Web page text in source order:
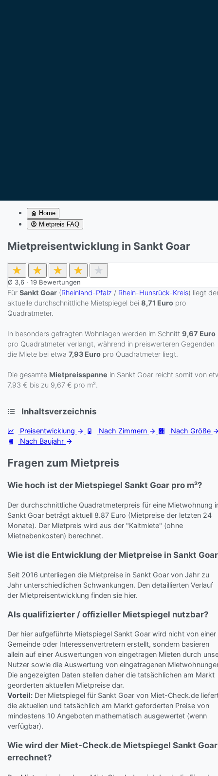
Home
Mietpreis FAQ
Mietpreisentwicklung in Sankt Goar
★ ★ ★ ★ ★
Ø 3,6 · 19 Bewertungen
Für Sankt Goar (Rheinland-Pfalz / Rhein-Hunsrück-Kreis) liegt
aktuelle durchschnittliche Mietspiegel bei 8,71 Euro pro
Quadratmeter.
In besonders gefragten Wohnlagen werden im Schnitt 9,67 Euro
pro Quadratmeter verlangt, während in preiswerteren Gegenden
die Miete bei etwa 7,93 Euro pro Quadratmeter liegt.
Die gesamte Mietpreisspanne in Sankt Goar reicht somit von
7,93 € bis zu 9,67 € pro m².
Inhaltsverzeichnis
Preisentwicklung Nach Zimmern
Nach Größe
Nach Baujahr
Fragen zum Mietpreis
Wie hoch ist der Mietspiegel Sankt Goar pro m²?
Der durchschnittliche Quadratmeterpreis für eine Mietwohnung
Sankt Goar beträgt aktuell 8.87 Euro (Mietpreise der letzten 24
Monate). Der Mietpreis wird aus der "Kaltmiete" (ohne
Mietnebenkosten) berechnet.
Wie ist die Entwicklung der Mietpreise in Sankt
Seit 2016 unterliegen die Mietpreise in Sankt Goar von Jahr zu
Jahr unterschiedlichen Schwankungen. Den detaillierten Verlauf
der Mietpreisentwicklung finden sie hier.
Als qualifizierter / offizieller Mietspiegel nutzbar?
Der hier aufgeführte Mietspiegel Sankt Goar wird nicht von einer
Gemeinde oder Interessenvertretern erstellt, sondern basieren
allein auf einer Auswertungen von eingetragen Mieten durch
Nutzer sowie die Auswertung von eingetragenen
Die angezeigten Daten stellen daher die tatsächlichen am Markt
georderten aktuellen Mietpreise dar.
Vorteil: Der Mietspiegel für Sankt Goar von Miet-Check.de
die aktuellen und tatsächlich am Markt geforderten Preise von
mindestens 10 Angeboten mathematisch ausgewertet (wenn
verfügbar).
Wie wird der Miet-Check.de Mietspiegel Sankt Goar
errechnet?